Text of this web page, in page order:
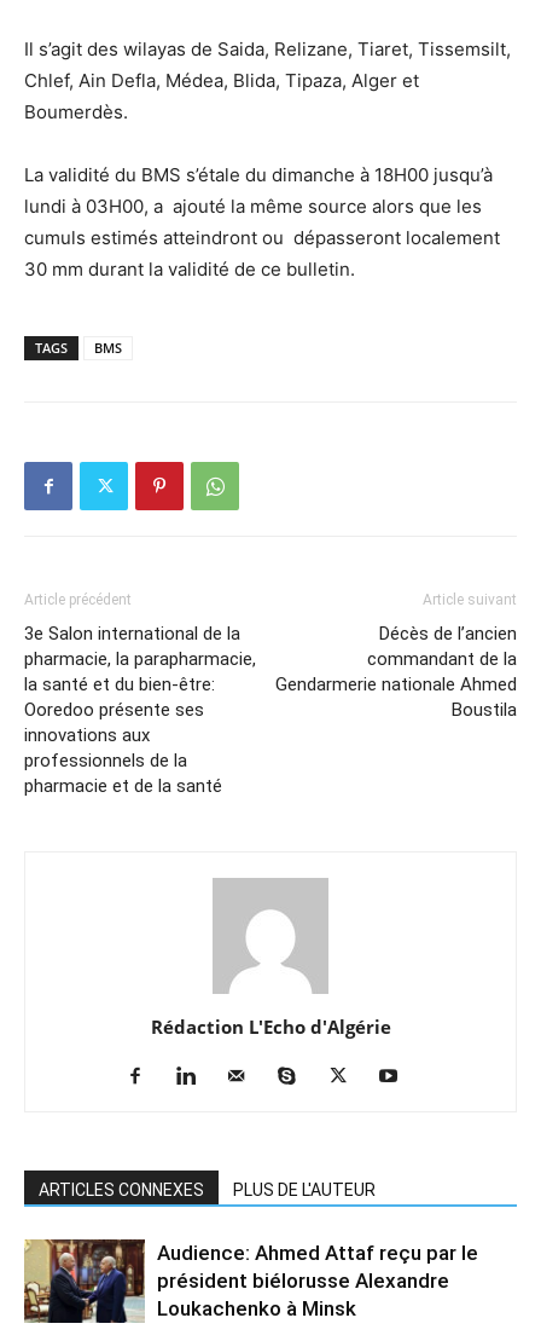
Il s’agit des wilayas de Saida, Relizane, Tiaret, Tissemsilt,
Chlef, Ain Defla, Médea, Blida, Tipaza, Alger et
Boumerdès.
La validité du BMS s’étale du dimanche à 18H00 jusqu’à
lundi à 03H00, a ajouté la même source alors que les
cumuls estimés atteindront ou dépasseront localement
30 mm durant la validité de ce bulletin.
TAGS BMS
Article précédent
3e Salon international de la
pharmacie, la parapharmacie,
la santé et du bien-être:
Ooredoo présente ses
innovations aux
professionnels de la
pharmacie et de la santé
Article suivant
Décès de l’ancien
commandant de la
Gendarmerie nationale Ahmed
Boustila
Rédaction L'Echo d'Algérie
ARTICLES CONNEXES PLUS DE L'AUTEUR
Audience: Ahmed Attaf reçu par le
président biélorusse Alexandre
Loukachenko à Minsk